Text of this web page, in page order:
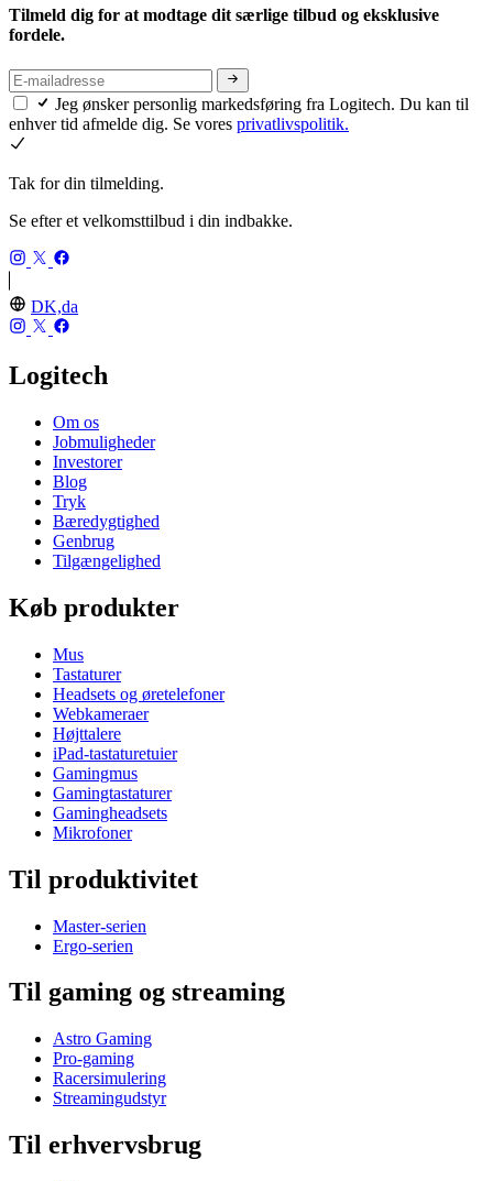
Tilmeld dig for at modtage dit særlige tilbud og eksklusive
fordele.
Jeg ønsker personlig markedsføring fra Logitech. Du kan til
enhver tid afmelde dig. Se vores privatlivspolitik.
Tak for din tilmelding.
Se efter et velkomsttilbud i din indbakke.
DK,da
Logitech
Om os
Jobmuligheder
Investorer
Blog
Tryk
Bæredygtighed
Genbrug
Tilgængelighed
Køb produkter
Mus
Tastaturer
Headsets og øretelefoner
Webkameraer
Højttalere
iPad-tastaturetuier
Gamingmus
Gamingtastaturer
Gamingheadsets
Mikrofoner
Til produktivitet
Master-serien
Ergo-serien
Til gaming og streaming
Astro Gaming
Pro-gaming
Racersimulering
Streamingudstyr
Til erhvervsbrug